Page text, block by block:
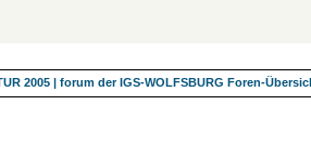
2005 | forum der IGS-WOLFSBURG Foren-